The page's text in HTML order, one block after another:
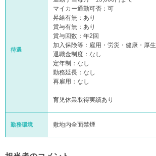
待遇
マイカー通勤可否：可
昇給有無：あり
賞与有無：あり
賞与回数：年2回
加入保険等：雇用・労災・健康・厚生
退職金制度：なし
定年制：なし
勤務延長：なし
再雇用：なし
育児休業取得実績あり
勤務環境 敷地内全面禁煙